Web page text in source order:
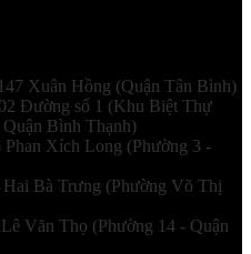
Xuân Hồng (Quận Tân Bình)
Đường số 1 (Khu Biệt Thự
Bình Thạnh)
Phan Xích Long (Phường 3 -
Hai Bà Trưng (Phường Võ Thị
Văn Thọ (Phường 14 - Quận